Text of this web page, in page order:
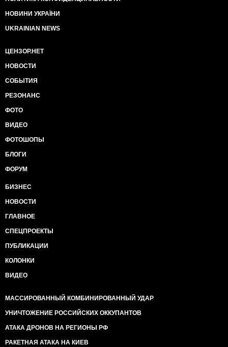
НОВИНИ УКРАЇНИ
UKRAINIAN NEWS
ЦЕНЗОР.НЕТ
НОВОСТИ
СОБЫТИЯ
РЕЗОНАНС
ФОТО
ВИДЕО
ФОТОШОПЫ
БЛОГИ
ФОРУМ
БИЗНЕС
НОВОСТИ
ГЛАВНОЕ
СПЕЦПРОЕКТЫ
ПУБЛИКАЦИИ
КОЛОНКИ
ВИДЕО
МАССИРОВАННЫЙ КОМБИНИРОВАННЫЙ УДАР
УНИЧТОЖЕНИЕ РОССИЙСКИХ ОККУПАНТОВ
АТАКА ДРОНОВ НА РЕГИОНЫ РФ
РАКЕТНАЯ АТАКА НА КИЕВ